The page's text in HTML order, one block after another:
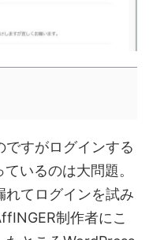
すがログインする
いるのは大問題。
れてログインを試み
制作者にこ